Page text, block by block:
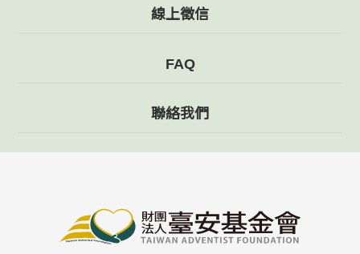
線上徵信
FAQ
聯絡我們